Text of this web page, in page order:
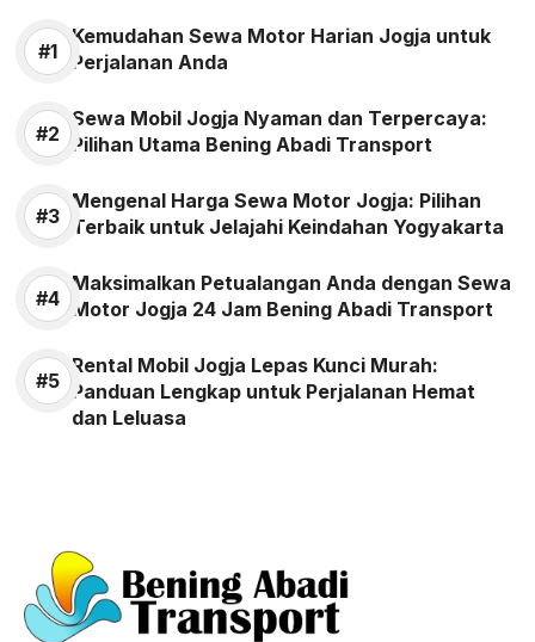
Kemudahan Sewa Motor Harian Jogja untuk
Perjalanan Anda
Sewa Mobil Jogja Nyaman dan Terpercaya:
Pilihan Utama Bening Abadi Transport
Mengenal Harga Sewa Motor Jogja: Pilihan
Terbaik untuk Jelajahi Keindahan Yogyakarta
Maksimalkan Petualangan Anda dengan Sewa
Motor Jogja 24 Jam Bening Abadi Transport
Rental Mobil Jogja Lepas Kunci Murah:
Panduan Lengkap untuk Perjalanan Hemat
dan Leluasa